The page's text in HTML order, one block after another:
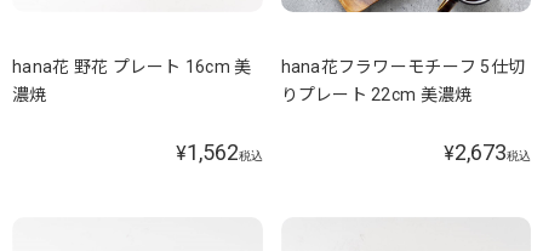
hana花 野花 プレート 16cm 美
濃焼
¥1,562税込
hana花フラワーモチーフ 5仕切
りプレート 22cm 美濃焼
¥2,673税込